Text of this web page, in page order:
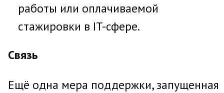
работы или оплачиваемой
стажировки в IT-сфере.
Связь
Ещё одна мера поддержки, запущенная